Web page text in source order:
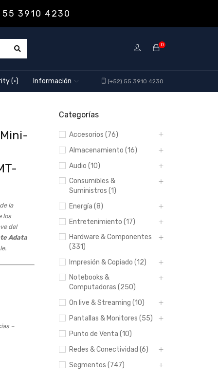
55 3910 4230
0
(·) Información (+52) 55 3910 4230
la
los
del
Adata
–
Categorías
Accesorios (76)
Almacenamiento (16)
Audio (10)
Consumibles &
Suministros (1)
Energía (8)
Entretenimiento (17)
Hardware & Componentes
(331)
Impresión & Copiado (12)
Notebooks &
Computadoras (250)
On live & Streaming (10)
Pantallas & Monitores (55)
Punto de Venta (10)
Redes & Conectividad (6)
Segmentos (747)